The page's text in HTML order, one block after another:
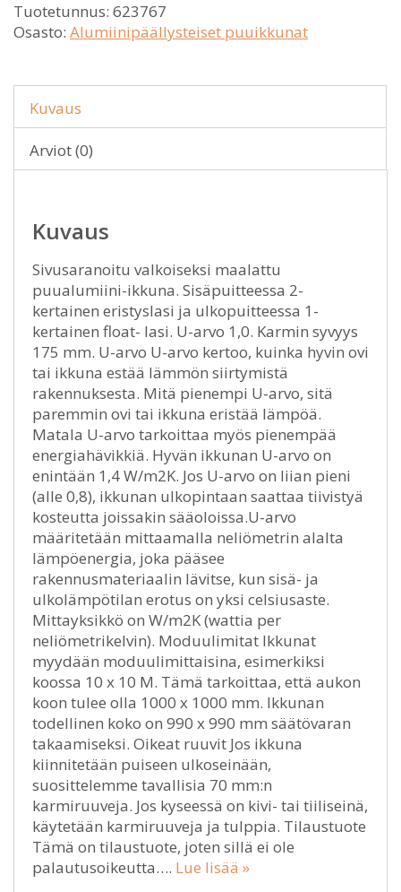
Tuotetunnus: 623767
Osasto: Alumiinipäällysteiset puuikkunat
Kuvaus
Arviot (0)
Kuvaus
Sivusaranoitu valkoiseksi maalattu
puualumiini-ikkuna. Sisäpuitteessa 2-
kertainen eristyslasi ja ulkopuitteessa 1-
kertainen float- lasi. U-arvo 1,0. Karmin syvyys
175 mm. U-arvo U-arvo kertoo, kuinka hyvin ovi
tai ikkuna estää lämmön siirtymistä
rakennuksesta. Mitä pienempi U-arvo, sitä
paremmin ovi tai ikkuna eristää lämpöä.
Matala U-arvo tarkoittaa myös pienempää
energiahävikkiä. Hyvän ikkunan U-arvo on
enintään 1,4 W/m2K. Jos U-arvo on liian pieni
(alle 0,8), ikkunan ulkopintaan saattaa tiivistyä
kosteutta joissakin sääoloissa.U-arvo
määritetään mittaamalla neliömetrin alalta
lämpöenergia, joka pääsee
rakennusmateriaalin lävitse, kun sisä- ja
ulkolämpötilan erotus on yksi celsiusaste.
Mittayksikkö on W/m2K (wattia per
neliömetrikelvin). Moduulimitat Ikkunat
myydään moduulimittaisina, esimerkiksi
koossa 10 x 10 M. Tämä tarkoittaa, että aukon
koon tulee olla 1000 x 1000 mm. Ikkunan
todellinen koko on 990 x 990 mm säätövaran
takaamiseksi. Oikeat ruuvit Jos ikkuna
kiinnitetään puiseen ulkoseinään,
suosittelemme tavallisia 70 mm:n
karmiruuveja. Jos kyseessä on kivi- tai tiiliseinä,
käytetään karmiruuveja ja tulppia. Tilaustuote
Tämä on tilaustuote, joten sillä ei ole
palautusoikeutta…. Lue lisää »